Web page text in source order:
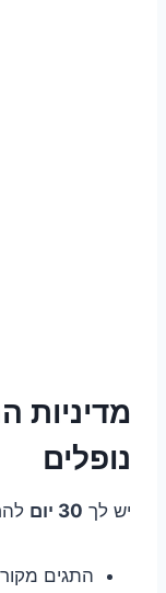
מדיניות
נופלים
יש לך 30 יום
התגים